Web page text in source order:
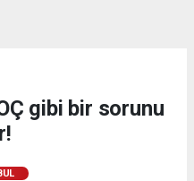
gibi bir sorunu